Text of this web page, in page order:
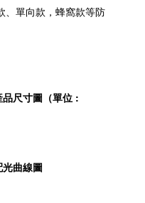
、單向款，蜂窩款等防
品尺寸圖（單位 :
光曲線圖